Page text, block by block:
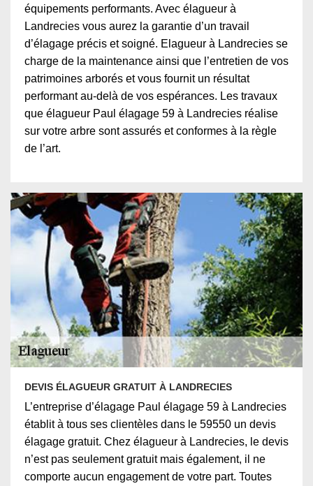
équipements performants. Avec élagueur à
Landrecies vous aurez la garantie d’un travail
d’élagage précis et soigné. Elagueur à Landrecies se
charge de la maintenance ainsi que l’entretien de vos
patrimoines arborés et vous fournit un résultat
performant au-delà de vos espérances. Les travaux
que élagueur Paul élagage 59 à Landrecies réalise
sur votre arbre sont assurés et conformes à la règle
de l’art.
DEVIS ÉLAGUEUR GRATUIT À LANDRECIES
L’entreprise d’élagage Paul élagage 59 à Landrecies
établit à tous ses clientèles dans le 59550 un devis
élagage gratuit. Chez élagueur à Landrecies, le devis
n’est pas seulement gratuit mais également, il ne
comporte aucun engagement de votre part. Toutes